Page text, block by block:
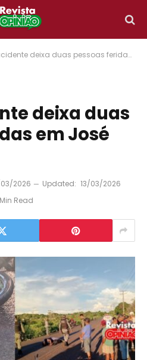
deixa duas pessoas feridas em José de Freitas
deixa duas
em José
2026 Updated: 13/03/2026
Read